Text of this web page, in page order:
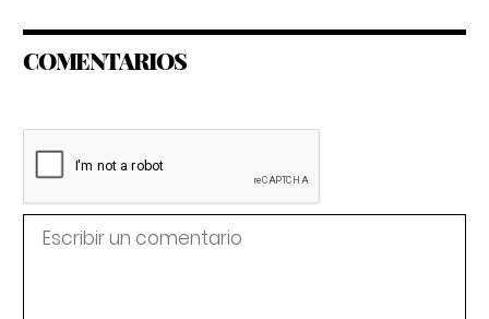
COMENTARIOS